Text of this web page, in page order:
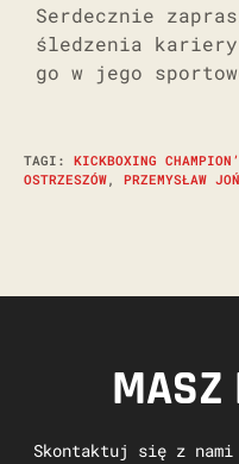
Serdecznie
śledzenia
go w jego
TAGI : KICKBOXING
OSTRZESZÓW, PRZEMYSŁAW
MASZ
Skontaktuj się z